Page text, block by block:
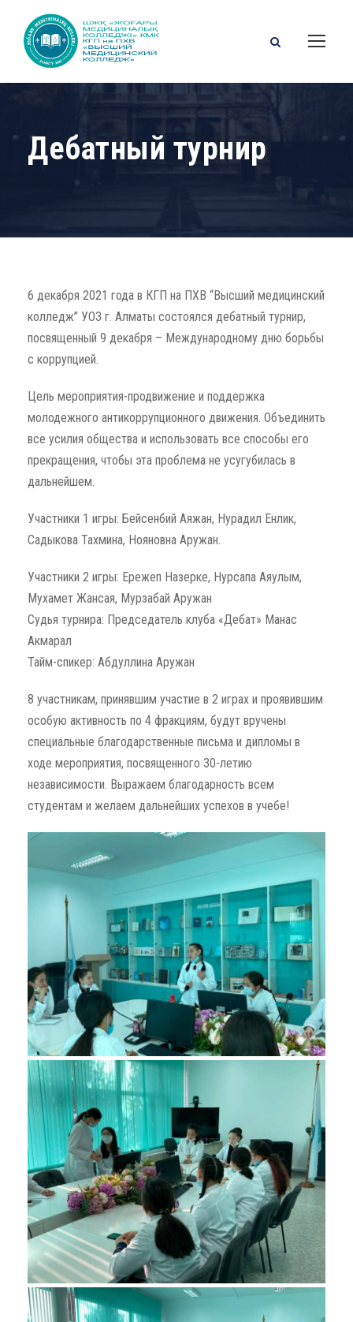
Дебатный турнир
6 декабря 2021 года в КГП на ПХВ “Высший медицинский
колледж” УОЗ г. Алматы состоялся дебатный турнир,
посвященный 9 декабря – Международному дню борьбы
с коррупцией.
Цель мероприятия-продвижение и поддержка
молодежного антикоррупционного движения. Объединить
все усилия общества и использовать все способы его
прекращения, чтобы эта проблема не усугубилась в
дальнейшем.
Участники 1 игры: Бейсенбий Аяжан, Нурадил Енлик,
Садыкова Тахмина, Нояновна Аружан.
Участники 2 игры: Ережеп Назерке, Нурсапа Аяулым,
Мухамет Жансая, Мурзабай Аружан
Судья турнира: Председатель клуба «Дебат» Манас
Акмарал
Тайм-спикер: Абдуллина Аружан
8 участникам, принявшим участие в 2 играх и проявившим
особую активность по 4 фракциям, будут вручены
специальные благодарственные письма и дипломы в
ходе мероприятия, посвященного 30-летию
независимости. Выражаем благодарность всем
студентам и желаем дальнейших успехов в учебе!